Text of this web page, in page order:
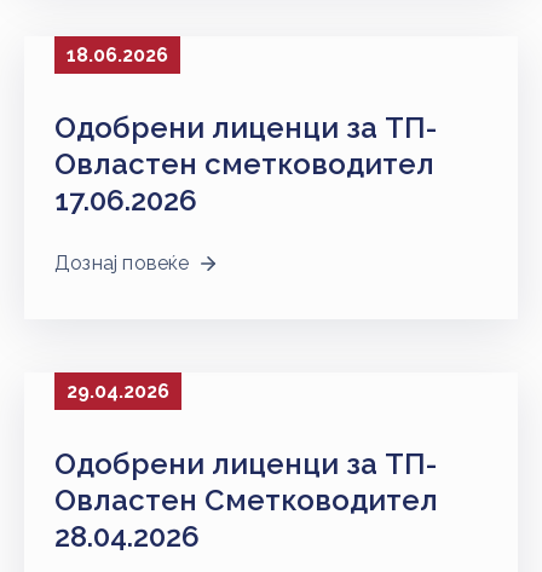
18.06.2026
Одобрени лиценци за ТП-
Овластен сметководител
17.06.2026
Дознај повеќе
29.04.2026
Одобрени лиценци за ТП-
Овластен Сметководител
28.04.2026